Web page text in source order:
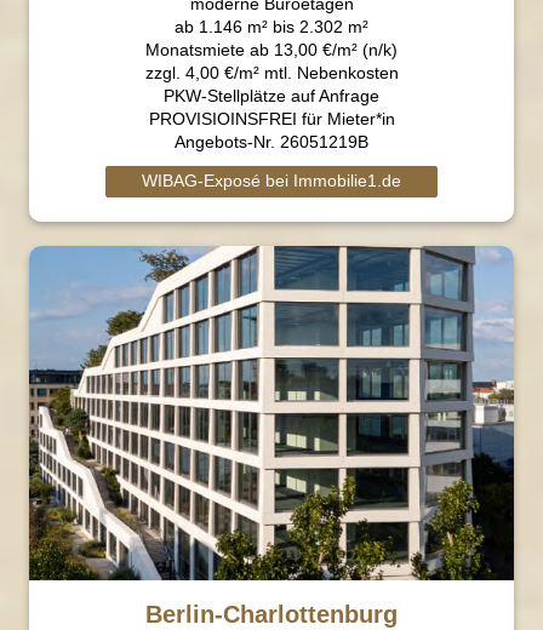
ab 1.146 m² bis 2.302 m²
Monatsmiete ab 13,00 €/m² (n/k)
zzgl. 4,00 €/m² mtl. Nebenkosten
PKW-Stellplätze auf Anfrage
PROVISIOINSFREI für Mieter*in
Angebots-Nr. 26051219B
WIBAG-Exposé bei Immobilie1.de
Berlin-Charlottenburg